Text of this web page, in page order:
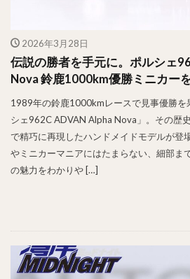
2026年3月28日
伝説の勝者を手元に。ポルシェ
Nova 鈴鹿1000km優勝ミニカー
1989年の鈴鹿1000kmレースで見事優勝を
シェ962C ADVAN Alpha Nova」。その歴
で精巧に再現したハンドメイドモデルが登
やミニカーマニアにはたまらない、細部ま
の魅力をわかりや […]